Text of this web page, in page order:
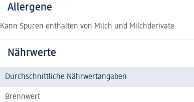
Allergene
Kann Spuren enthalten von Milch und Milchderivate
Nährwerte
Durchschnittliche Nährwertangaben
Brennwert